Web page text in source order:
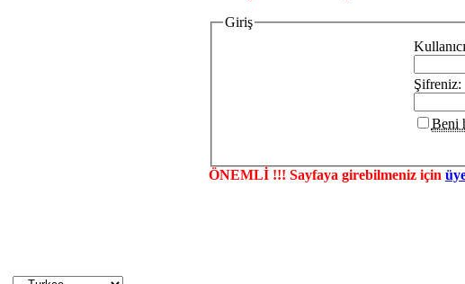
Giriş
Şifreniz:
Beni
ÖNEMLİ !!! Sayfaya girebilmeniz için